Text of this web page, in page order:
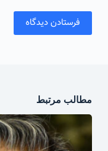
فرستادن دیدگاه
مطالب مرتبط